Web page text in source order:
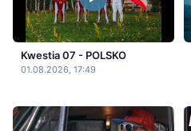
Kwestia 07 - POLSKO
01.08.2026, 17:49